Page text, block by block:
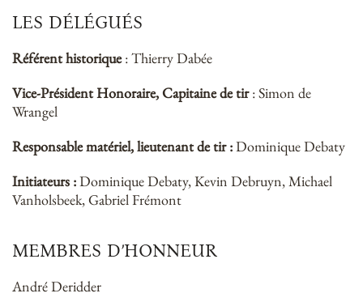
LES DÉLÉGUÉS
Référent historique: Thierry Dabée
Vice-Président Honoraire, Capitaine de tir: Simon de
Wrangel
Responsable matériel, lieutenant de tir :Dominique Debaty
Initiateurs :Dominique Debaty, Kevin Debruyn, Michael
Vanholsbeek, Gabriel Frémont
MEMBRES D’HONNEUR
André Deridder